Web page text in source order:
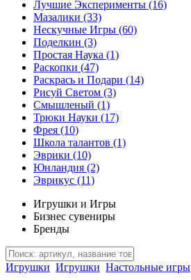
Лучшие Эксперименты (16)
Мазалики (33)
Нескучные Игры (60)
Поделкин (3)
Простая Наука (1)
Раскопки (47)
Раскрась и Подари (14)
Рисуй Светом (3)
Смышленый (1)
Трюки Науки (17)
Фрея (10)
Школа талантов (1)
Эврики (10)
Юнландия (2)
Эврикус (11)
Игрушки и Игры
Бизнес сувениры
Бренды
Игрушки Игрушки Настольные игры